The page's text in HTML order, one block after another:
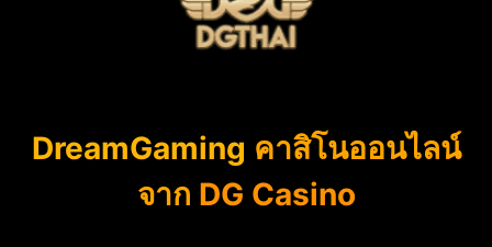
DreamGaming คาสิโนออนไลน์
จาก DG Casino